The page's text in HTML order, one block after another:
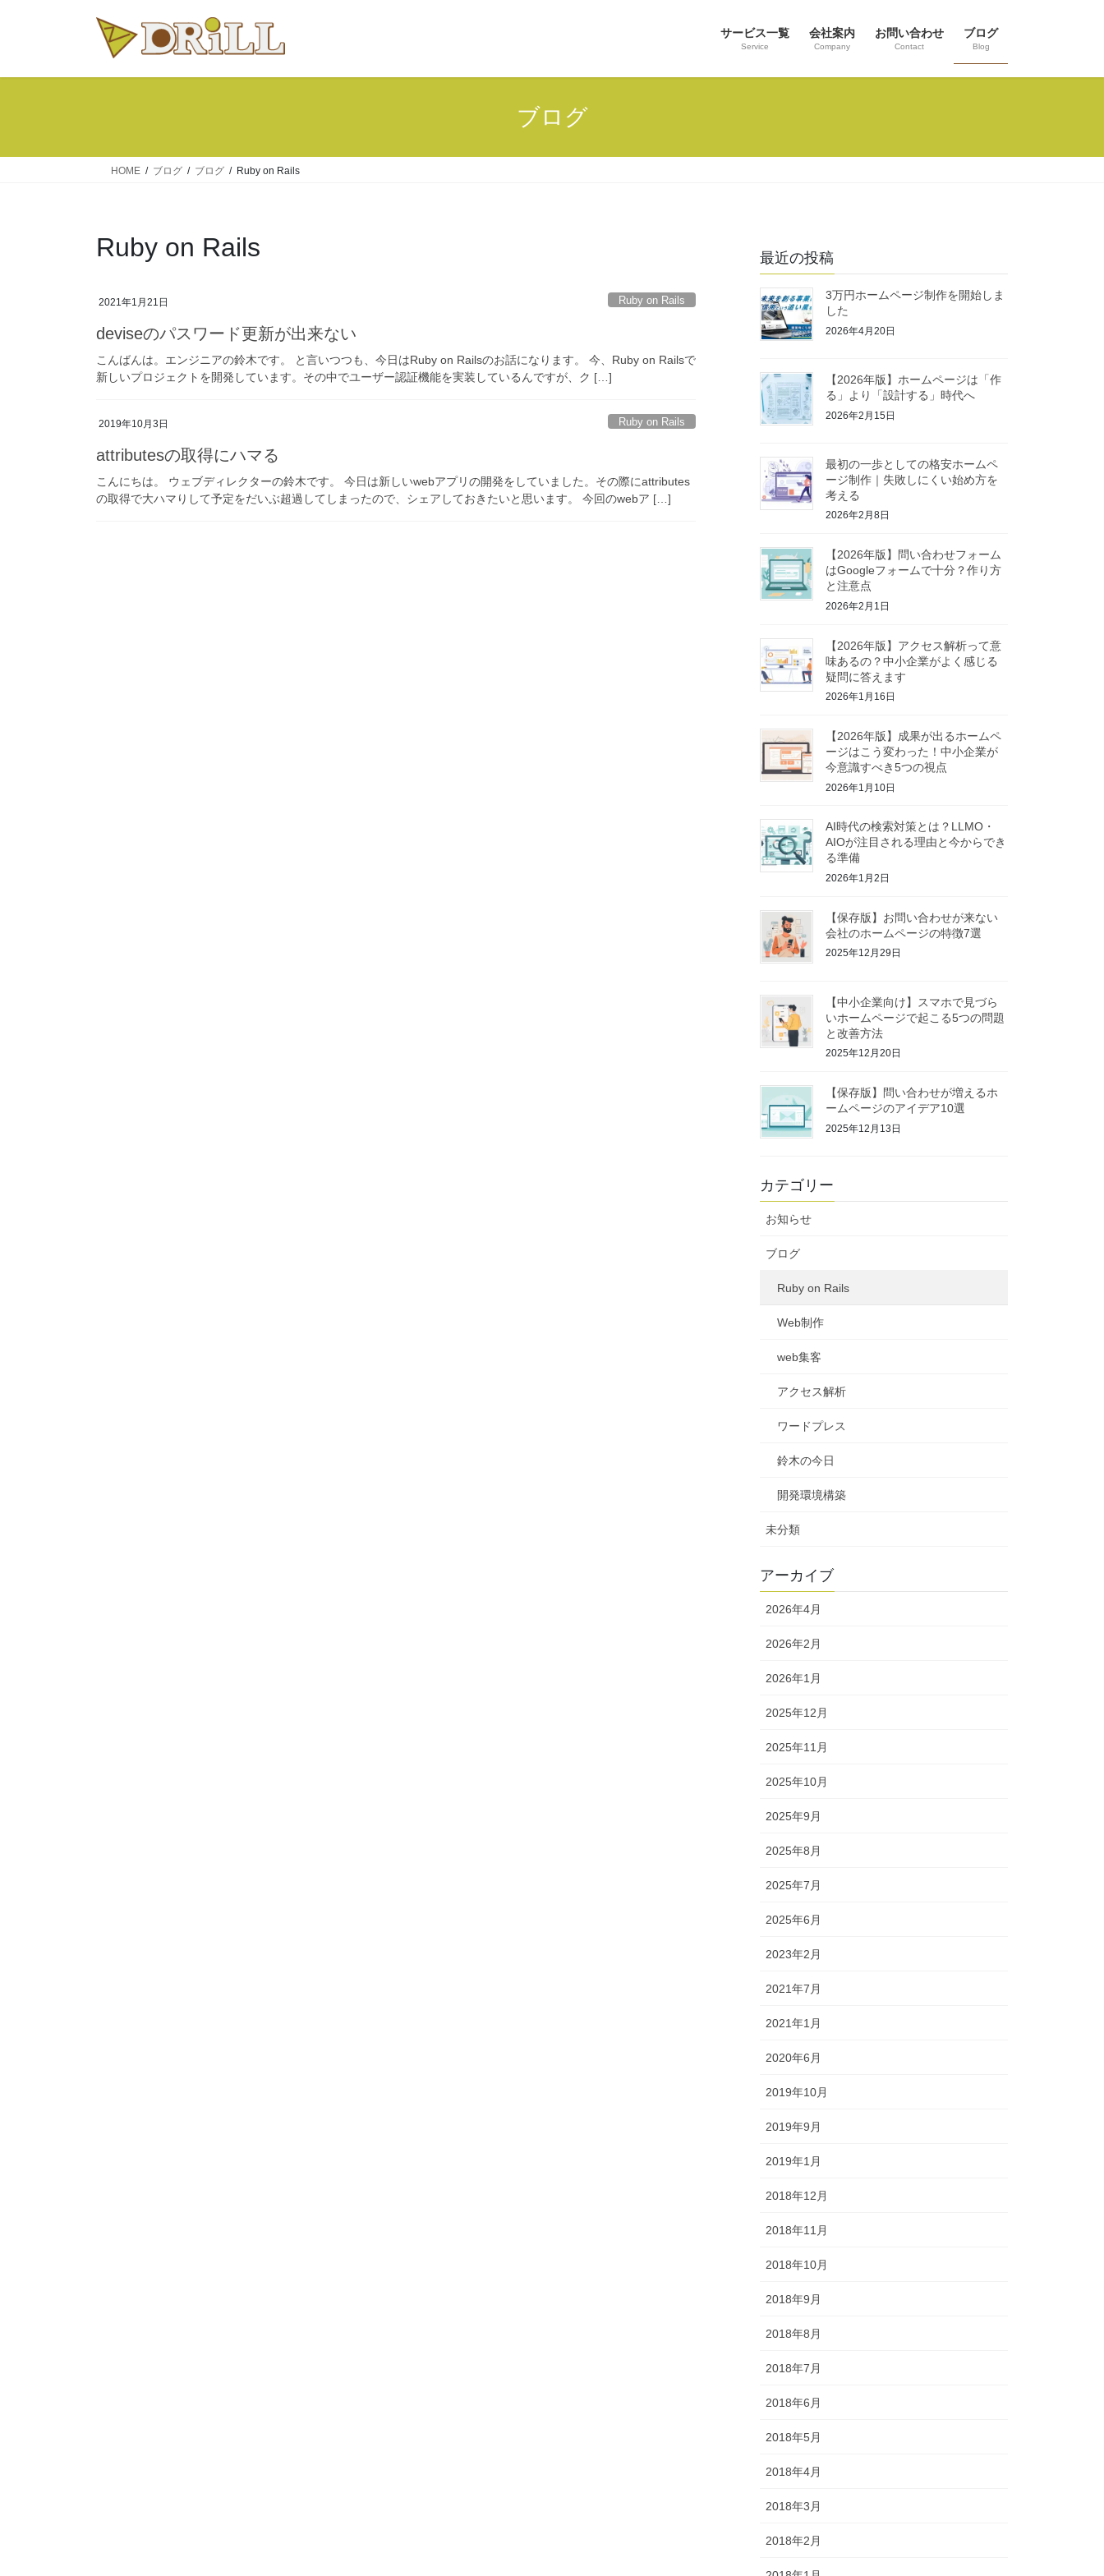
サービス一覧
Service
会社案内
Company
お問い合わせ
Contact
ブログ
Blog
ブログ
HOME ブログ ブログ Ruby on Rails
Ruby on Rails
2021年1月21日 Ruby on Rails
deviseのパスワード更新が出来ない
こんばんは。エンジニアの鈴木です。 と言いつつも、今日はRuby on Railsのお話になります。 今、Ruby on Railsで
新しいプロジェクトを開発しています。その中でユーザー認証機能を実装しているんですが、ク […]
2019年10月3日 Ruby on Rails
attributesの取得にハマる
こんにちは。 ウェブディレクターの鈴木です。 今日は新しいwebアプリの開発をしていました。その際にattributes
の取得で大ハマりして予定をだいぶ超過してしまったので、シェアしておきたいと思います。 今回のwebア […]
最近の投稿
3万円ホームページ制作を開始しま
した
2026年4月20日
【2026年版】ホームページは「作
る」より「設計する」時代へ
2026年2月15日
最初の一歩としての格安ホームペ
ージ制作｜失敗しにくい始め方を
考える
2026年2月8日
【2026年版】問い合わせフォーム
はGoogleフォームで十分？作り方
と注意点
2026年2月1日
【2026年版】アクセス解析って意
味あるの？中小企業がよく感じる
疑問に答えます
2026年1月16日
【2026年版】成果が出るホームペ
ージはこう変わった！中小企業が
今意識すべき5つの視点
2026年1月10日
AI時代の検索対策とは？LLMO・
AIOが注目される理由と今からでき
る準備
2026年1月2日
【保存版】お問い合わせが来ない
会社のホームページの特徴7選
2025年12月29日
【中小企業向け】スマホで見づら
いホームページで起こる5つの問題
と改善方法
2025年12月20日
【保存版】問い合わせが増えるホ
ームページのアイデア10選
2025年12月13日
カテゴリー
お知らせ
ブログ
Ruby on Rails
Web制作
web集客
アクセス解析
ワードプレス
鈴木の今日
開発環境構築
未分類
アーカイブ
2026年4月
2026年2月
2026年1月
2025年12月
2025年11月
2025年10月
2025年9月
2025年8月
2025年7月
2025年6月
2023年2月
2021年7月
2021年1月
2020年6月
2019年10月
2019年9月
2019年1月
2018年12月
2018年11月
2018年10月
2018年9月
2018年8月
2018年7月
2018年6月
2018年5月
2018年4月
2018年3月
2018年2月